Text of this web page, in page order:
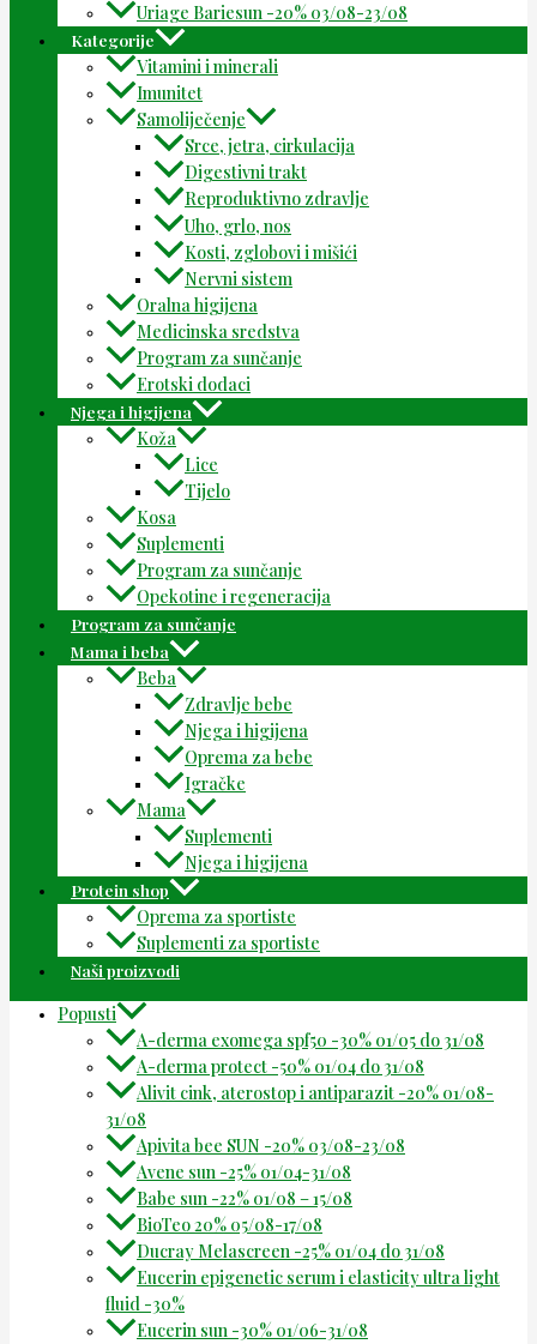
Uriage Bariesun -20% 03/08-23/08
Kategorije
Vitamini i minerali
Imunitet
Samoliječenje
Srce, jetra, cirkulacija
Digestivni trakt
Reproduktivno zdravlje
Uho, grlo, nos
Kosti, zglobovi i mišići
Nervni sistem
Oralna higijena
Medicinska sredstva
Program za sunčanje
Erotski dodaci
Njega i higijena
Koža
Lice
Tijelo
Kosa
Suplementi
Program za sunčanje
Opekotine i regeneracija
Program za sunčanje
Mama i beba
Beba
Zdravlje bebe
Njega i higijena
Oprema za bebe
Igračke
Mama
Suplementi
Njega i higijena
Protein shop
Oprema za sportiste
Suplementi za sportiste
Naši proizvodi
Popusti
A-derma exomega spf50 -30% 01/05 do 31/08
A-derma protect -50% 01/04 do 31/08
Alivit cink, aterostop i antiparazit -20% 01/08-
31/08
Apivita bee SUN -20% 03/08-23/08
Avene sun -25% 01/04-31/08
Babe sun -22% 01/08 – 15/08
BioTeo 20% 05/08-17/08
Ducray Melascreen -25% 01/04 do 31/08
Eucerin epigenetic serum i elasticity ultra light
fluid -30%
Eucerin sun -30% 01/06-31/08